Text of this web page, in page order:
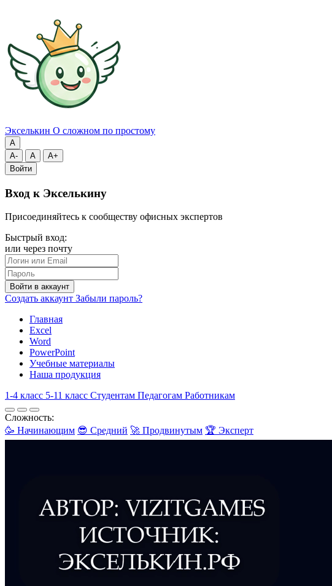
Экселькин О сложном по простому
A
A-
A
A+
Войти
Вход к Экселькину
Присоединяйтесь к сообществу офисных экспертов
Быстрый вход:
или через почту
Войти в аккаунт
Создать аккаунт Забыли пароль?
Главная
Excel
Word
PowerPoint
Учебные материалы
Наша продукция
1-4 класс 5-11 класс Студентам Педагогам Работникам
Сложность:
🥳 Начинающим 😎 Средний 🚀 Продвинутым 🏆 Эксперт